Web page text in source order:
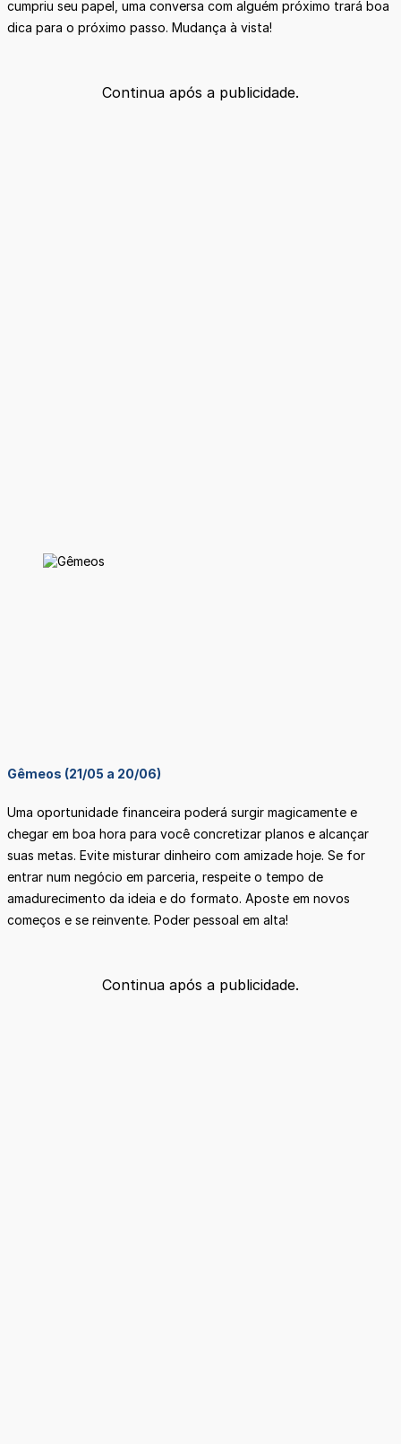
cumpriu seu papel, uma conversa com alguém próximo trará boa
dica para o próximo passo. Mudança à vista!
Continua após a publicidade.
Gêmeos (21/05 a 20/06)
Uma oportunidade financeira poderá surgir magicamente e
chegar em boa hora para você concretizar planos e alcançar
suas metas. Evite misturar dinheiro com amizade hoje. Se for
entrar num negócio em parceria, respeite o tempo de
amadurecimento da ideia e do formato. Aposte em novos
começos e se reinvente. Poder pessoal em alta!
Continua após a publicidade.